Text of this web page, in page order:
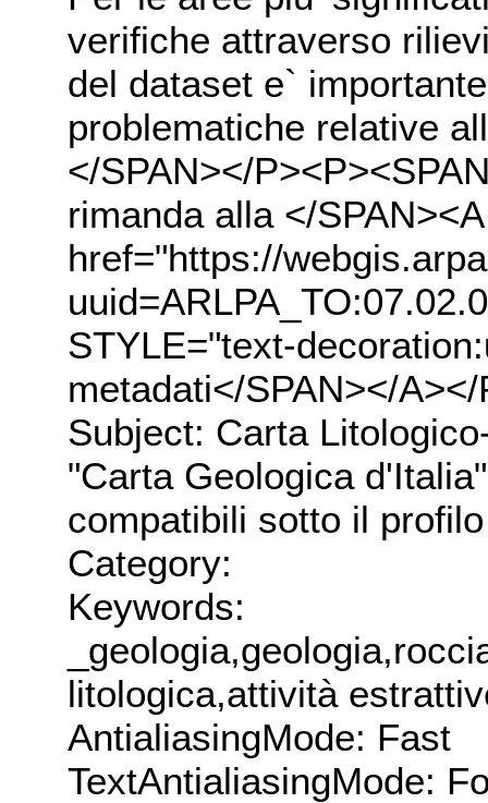
verifiche attraverso
del dataset e`
problematiche relative
</SPAN></
rimanda alla </SPAN><A
href="https://
STYLE="text-
metadati</SPAN></
Subject: Carta
"Carta Geologica
compatibili sotto il
Category:
Keywords:
litologica,attività
AntialiasingMode: Fast
TextAntialiasingMode: